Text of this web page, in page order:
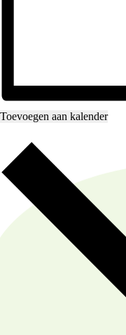
Toevoegen aan kalender